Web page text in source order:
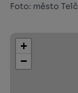
Foto: město Telč
+
−